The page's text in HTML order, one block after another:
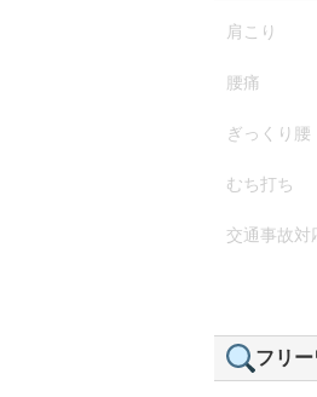
肩こり
腰痛
ぎっくり腰
むち打ち
交通事故対
フリ